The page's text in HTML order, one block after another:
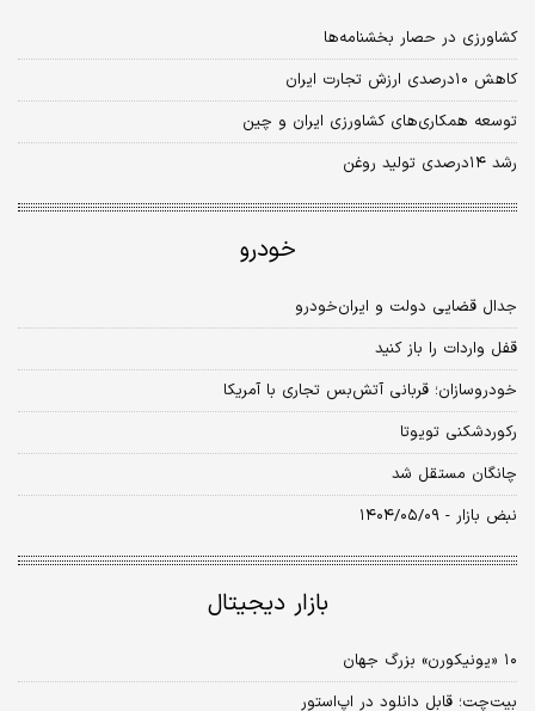
کشاورزی در حصار بخشنامه‌ها
کاهش ۱۰درصدی ارزش تجارت ایران
توسعه همکاری‌های کشاورزی ایران و چین
رشد ۱۴درصدی تولید روغن
خودرو
جدال قضایی دولت و ایران‌خودرو
قفل واردات را باز کنید
خودروسازان؛ قربانی آتش‌بس تجاری با آمریکا
رکوردشکنی تویوتا
چانگان مستقل شد
نبض بازار - ۱۴۰۴/۰۵/۰۹
بازار دیجیتال
۱۰ «یونیکورن» بزرگ جهان
بیت‌چت؛ قابل دانلود در اپ‌استور